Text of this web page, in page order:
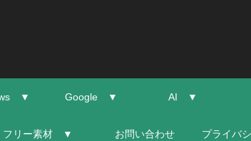
▼ Google ▼ AI ▼
フリー素材 ▼ お問い合わせ プライバ